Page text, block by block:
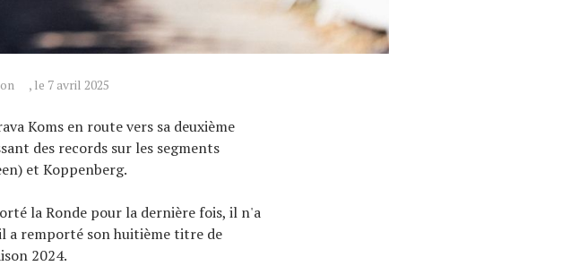
, le 7 avril 2025
Koms en route vers sa deuxième
des records sur les segments
et Koppenberg.
la Ronde pour la dernière fois, il n'a
a remporté son huitième titre de
2024.